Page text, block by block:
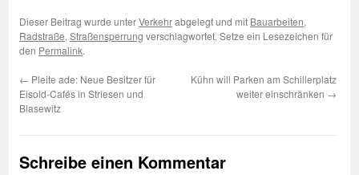
Dieser Beitrag wurde unterVerkehrabgelegt und mit Bauarbeiten,
Radstraße,Straßensperrung verschlagwortet. Setze ein Lesezeichen für
den Permalink.
← Pleite ade: Neue Besitzer für
Eisold-Cafés in Striesen und
Blasewitz
Kühn will Parken am Schillerplatz
weiter einschränken →
Schreibe einen Kommentar